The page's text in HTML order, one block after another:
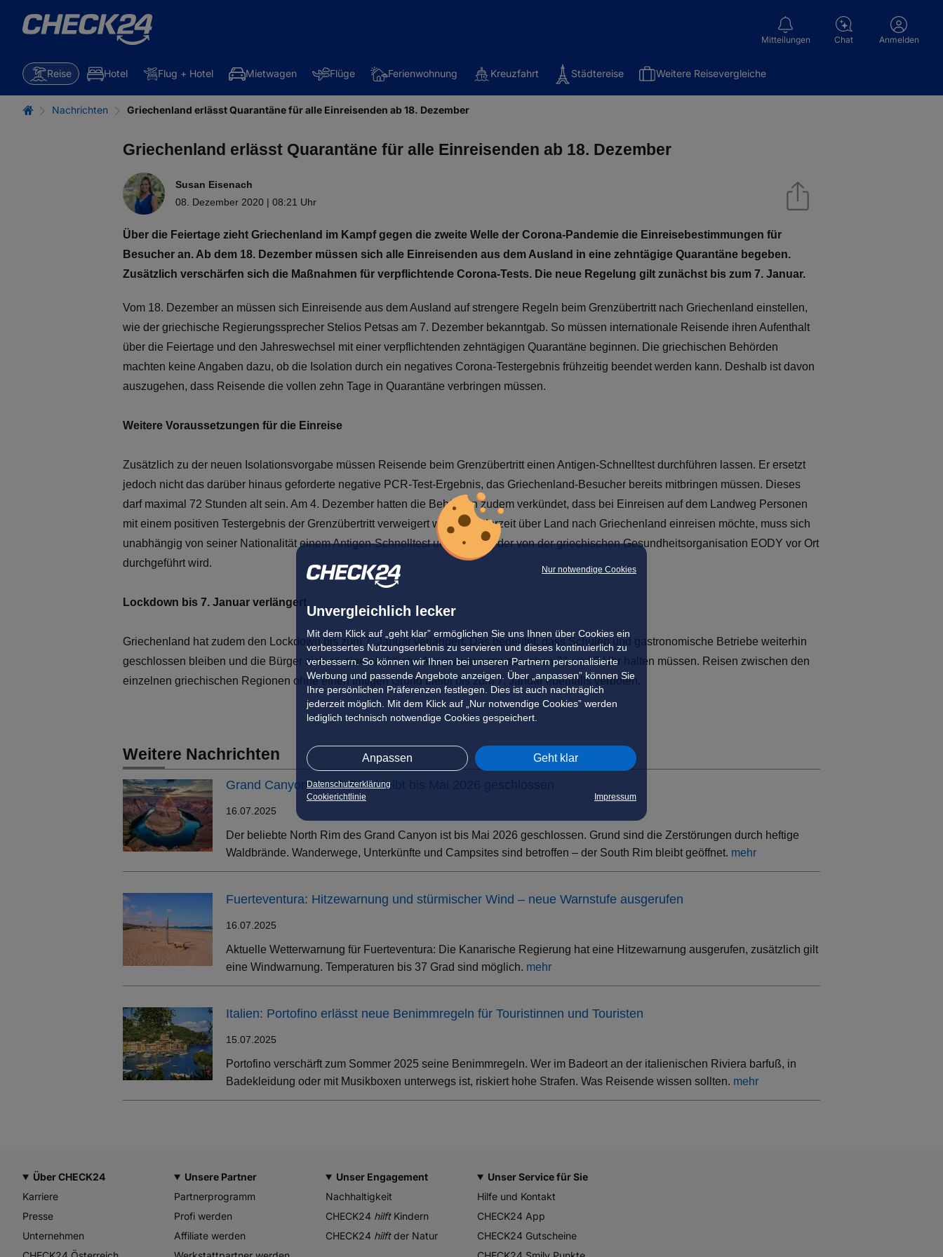
Nur notwendige Cookies
Unvergleichlich lecker
Mit dem Klick auf „geht klar” ermöglichen Sie uns Ihnen über Cookies ein
verbessertes Nutzungserlebnis zu servieren und dieses kontinuierlich zu
verbessern. So können wir Ihnen bei unseren Partnern personalisierte
Werbung und passende Angebote anzeigen. Über „anpassen” können Sie
Ihre persönlichen Präferenzen festlegen. Dies ist auch nachträglich
jederzeit möglich. Mit dem Klick auf „Nur notwendige Cookies” werden
lediglich technisch notwendige Cookies gespeichert.
Anpassen Geht klar
Datenschutzerklärung
Cookierichtlinie
Impressum
Mitteilungen Chat Anmelden
Reise Hotel Flug + Hotel Mietwagen Flüge Ferienwohnung Kreuzfahrt Städtereise Weitere Reisevergleiche
Nachrichten Griechenland erlässt Quarantäne für alle Einreisenden ab 18. Dezember
Griechenland erlässt Quarantäne für alle Einreisenden ab 18. Dezember
Susan Eisenach
08. Dezember 2020 | 08:21 Uhr
Über die Feiertage zieht Griechenland im Kampf gegen die zweite Welle der Corona-Pandemie die Einreisebestimmungen für
Besucher an. Ab dem 18. Dezember müssen sich alle Einreisenden aus dem Ausland in eine zehntägige Quarantäne begeben.
Zusätzlich verschärfen sich die Maßnahmen für verpflichtende Corona-Tests. Die neue Regelung gilt zunächst bis zum 7. Januar.
Vom 18. Dezember an müssen sich Einreisende aus dem Ausland auf strengere Regeln beim Grenzübertritt nach Griechenland einstellen,
wie der griechische Regierungssprecher Stelios Petsas am 7. Dezember bekanntgab. So müssen internationale Reisende ihren Aufenthalt
über die Feiertage und den Jahreswechsel mit einer verpflichtenden zehntägigen Quarantäne beginnen. Die griechischen Behörden
machten keine Angaben dazu, ob die Isolation durch ein negatives Corona-Testergebnis frühzeitig beendet werden kann. Deshalb ist davon
auszugehen, dass Reisende die vollen zehn Tage in Quarantäne verbringen müssen.
Weitere Voraussetzungen für die Einreise
Zusätzlich zu der neuen Isolationsvorgabe müssen Reisende beim Grenzübertritt einen Antigen-Schnelltest durchführen lassen. Er ersetzt
jedoch nicht das darüber hinaus geforderte negative PCR-Test-Ergebnis, das Griechenland-Besucher bereits mitbringen müssen. Dieses
darf maximal 72 Stunden alt sein. Am 4. Dezember hatten die Behörden zudem verkündet, dass bei Einreisen auf dem Landweg Personen
mit einem positiven Testergebnis der Grenzübertritt verweigert wird. Wer derzeit über Land nach Griechenland einreisen möchte, muss sich
unabhängig von seiner Nationalität einem Antigen-Schnelltest unterziehen, der von der griechischen Gesundheitsorganisation EODY vor Ort
durchgeführt wird.
Lockdown bis 7. Januar verlängert
Griechenland hat zudem den Lockdown bis zum 7. Januar verlängert. Das bedeutet, dass Schulen und gastronomische Betriebe weiterhin
geschlossen bleiben und die Bürger sich an eine nächtliche Ausgangssperre zwischen 21 und 5 Uhr halten müssen. Reisen zwischen den
einzelnen griechischen Regionen ohne einen triftigen Grund bleibt bis zum 7. Januar ebenfalls verboten.
Weitere Nachrichten
Grand Canyon: North Rim bleibt bis Mai 2026 geschlossen
16.07.2025
Der beliebte North Rim des Grand Canyon ist bis Mai 2026 geschlossen. Grund sind die Zerstörungen durch heftige
Waldbrände. Wanderwege, Unterkünfte und Campsites sind betroffen – der South Rim bleibt geöffnet. mehr
Fuerteventura: Hitzewarnung und stürmischer Wind – neue Warnstufe ausgerufen
16.07.2025
Aktuelle Wetterwarnung für Fuerteventura: Die Kanarische Regierung hat eine Hitzewarnung ausgerufen, zusätzlich gilt
eine Windwarnung. Temperaturen bis 37 Grad sind möglich. mehr
Italien: Portofino erlässt neue Benimmregeln für Touristinnen und Touristen
15.07.2025
Portofino verschärft zum Sommer 2025 seine Benimmregeln. Wer im Badeort an der italienischen Riviera barfuß, in
Badekleidung oder mit Musikboxen unterwegs ist, riskiert hohe Strafen. Was Reisende wissen sollten. mehr
Über CHECK24
Karriere
Presse
Unternehmen
Unsere Partner
Partnerprogramm
Profi werden
Affiliate werden
Unser Engagement
Nachhaltigkeit
CHECK24 hilftKindern
CHECK24 hilftder Natur
Unser Service für Sie
Hilfe und Kontakt
CHECK24 App
CHECK24 Gutscheine